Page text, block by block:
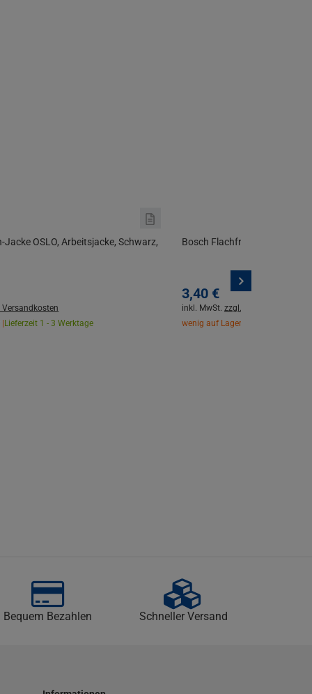
Jacke OSLO, Arbeitsjacke, Schwarz,
Versandkosten
Lieferzeit 1 - 3 Werktage
Bosch Flachfräsbohrer
3,40 €
inkl. MwSt. zzgl. Versandkosten
wenig auf Lager |
Bequem Bezahlen Schneller Versand